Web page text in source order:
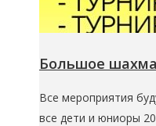
Большое
Все мероприятия
все дети и юниоры